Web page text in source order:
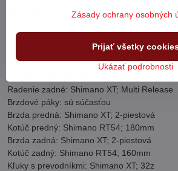
Rám: Big.Nine TFS IV; Alu; 29"; 135x9 AST;
krk; diaľkové ovládanie uzamykania; 51mm
DO uzamykania: vrátane diaľkového
Počet prevodov: 1x12
Radenie zadné: Shimano XT; Multi Release
Brzdové páky: sú súčasťou
Brzda predná: Shimano XT; 2-piestová
Kotúč predný: Shimano RT54; 180mm
Brzda zadná: Shimano XT; 2-piestová
Kotúč zadný: Shimano RT54; 160mm
Kľuky s prevodníkmi: Shimano XT; 32z
Zásady ochrany osobných
Ukázať podrobnosti
Prijať všetky